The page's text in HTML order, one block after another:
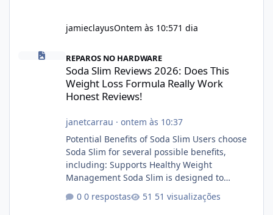
jamieclayusOntem às 10:571 dia
Soda Slim Reviews 2026: Does This Weight Loss Formula Really
REPAROS NO HARDWARE
Soda Slim Reviews 2026: Does This
Weight Loss Formula Really Work
Honest Reviews!
janetcarrau · ontem às 10:37
Potential Benefits of Soda Slim Users choose
Soda Slim for several possible benefits,
including: Supports Healthy Weight
Management Soda Slim is designed to
complement Soda Slim eating and regular
exercise rather than replace them.
0 respostas 51 visualizações